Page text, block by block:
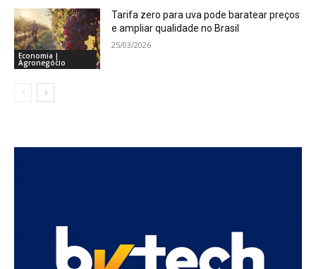
Economia |
Agronegócio
Tarifa zero para uva pode baratear preços
e ampliar qualidade no Brasil
25/03/2026